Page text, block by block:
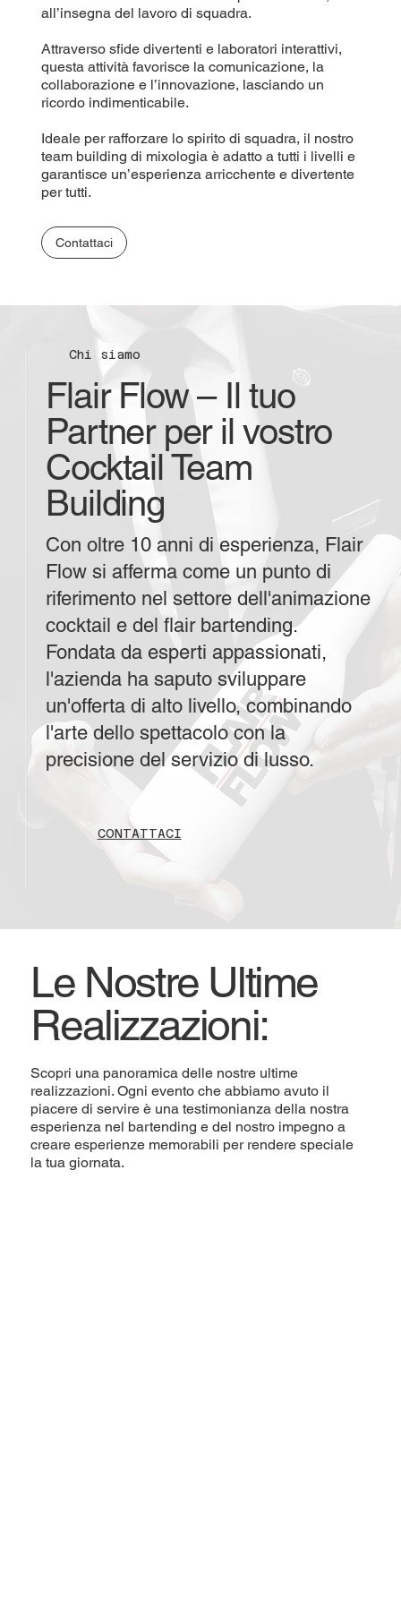
all’insegna del lavoro di squadra.
Attraverso sfide divertenti e laboratori interattivi,
questa attività favorisce la comunicazione, la
collaborazione e l’innovazione, lasciando un
ricordo indimenticabile.
Ideale per rafforzare lo spirito di squadra, il nostro
team building di mixologia è adatto a tutti i livelli e
garantisce un’esperienza arricchente e divertente
per tutti.
Contattaci
Chi siamo
Flair Flow – Il tuo
Partner per il vostro
Cocktail Team
Building
CONTATTACI
Con oltre 10 anni di esperienza, Flair
Flow si afferma come un punto di
riferimento nel settore dell'animazione
cocktail e del flair bartending.
Fondata da esperti appassionati,
l'azienda ha saputo sviluppare
un'offerta di alto livello, combinando
l'arte dello spettacolo con la
precisione del servizio di lusso.
Le Nostre Ultime
Realizzazioni:
Scopri una panoramica delle nostre ultime
realizzazioni. Ogni evento che abbiamo avuto il
piacere di servire è una testimonianza della nostra
esperienza nel bartending e del nostro impegno a
creare esperienze memorabili per rendere speciale
la tua giornata.